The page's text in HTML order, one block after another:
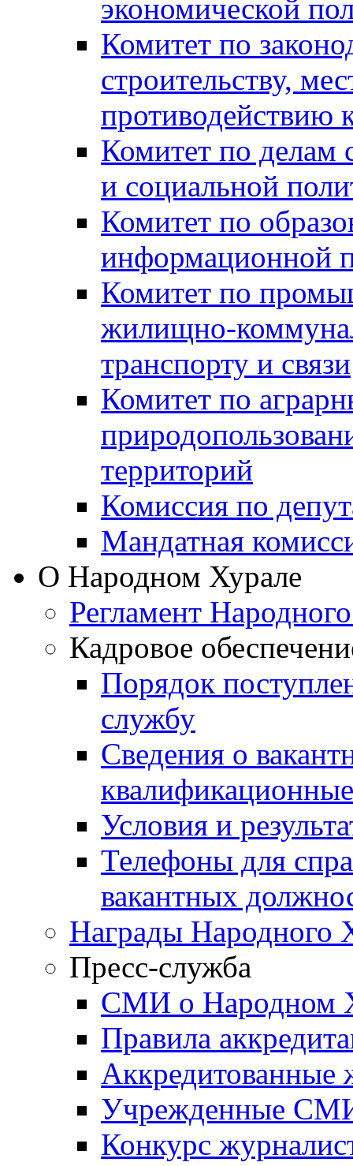
экономической
Комитет по
строительству,
противодействию
Комитет по делам
и социальной
Комитет по
информационной
Комитет по
жилищно-
транспорту и связи
Комитет по
территорий
Комиссия по
Мандатная
О Народном Хурале
Регламент
Кадровое
Порядок
службу
Сведения о
Условия и
Телефоны для
вакантных
Награды Народного
Пресс-служба
СМИ о Народном
Правила
Учрежденные
Конкурс